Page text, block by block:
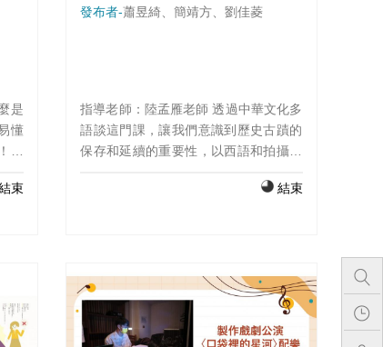
是
懂
本
精
束
發布者-蕭昱綺、簡靖方、劉佳菱
指導老師：陸孟雁老師 透過中華文化多
語談這門課，讓我們意識到歷史古蹟的
保存和延續的重要性，以西語和拍攝剪
覽影片。更深入地去了解在淡水曾歷經
歷史的珍貴之處及意識其價值並賦予新
的文化意義，也希望激發出對於歷史遺
址古蹟與臺灣土地連結的興趣。此作品
除了需實地到淡水參訪和拍攝，更要確
結束